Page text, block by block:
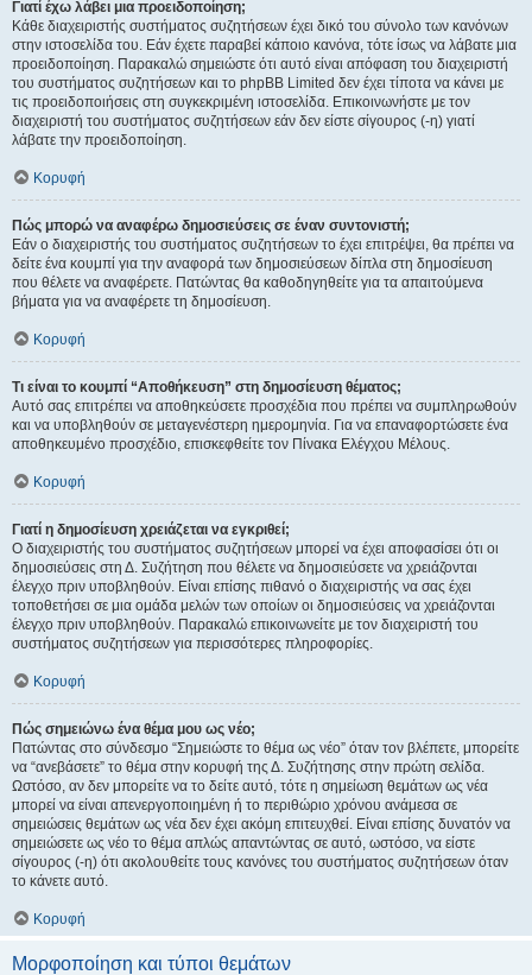
Γιατί έχω λάβει μια προειδοποίηση;
Κάθε διαχειριστής συστήματος συζητήσεων έχει δικό του σύνολο των κανόνων
στην ιστοσελίδα του. Εάν έχετε παραβεί κάποιο κανόνα, τότε ίσως να λάβατε μια
προειδοποίηση. Παρακαλώ σημειώστε ότι αυτό είναι απόφαση του διαχειριστή
του συστήματος συζητήσεων και το phpBB Limited δεν έχει τίποτα να κάνει με
τις προειδοποιήσεις στη συγκεκριμένη ιστοσελίδα. Επικοινωνήστε με τον
διαχειριστή του συστήματος συζητήσεων εάν δεν είστε σίγουρος (-η) γιατί
λάβατε την προειδοποίηση.
Κορυφή
Πώς μπορώ να αναφέρω δημοσιεύσεις σε έναν συντονιστή;
Εάν ο διαχειριστής του συστήματος συζητήσεων το έχει επιτρέψει, θα πρέπει να
δείτε ένα κουμπί για την αναφορά των δημοσιεύσεων δίπλα στη δημοσίευση
που θέλετε να αναφέρετε. Πατώντας θα καθοδηγηθείτε για τα απαιτούμενα
βήματα για να αναφέρετε τη δημοσίευση.
Κορυφή
Τι είναι το κουμπί “Αποθήκευση” στη δημοσίευση θέματος;
Αυτό σας επιτρέπει να αποθηκεύσετε προσχέδια που πρέπει να συμπληρωθούν
και να υποβληθούν σε μεταγενέστερη ημερομηνία. Για να επαναφορτώσετε ένα
αποθηκευμένο προσχέδιο, επισκεφθείτε τον Πίνακα Ελέγχου Μέλους.
Κορυφή
Γιατί η δημοσίευση χρειάζεται να εγκριθεί;
Ο διαχειριστής του συστήματος συζητήσεων μπορεί να έχει αποφασίσει ότι οι
δημοσιεύσεις στη Δ. Συζήτηση που θέλετε να δημοσιεύσετε να χρειάζονται
έλεγχο πριν υποβληθούν. Είναι επίσης πιθανό ο διαχειριστής να σας έχει
τοποθετήσει σε μια ομάδα μελών των οποίων οι δημοσιεύσεις να χρειάζονται
έλεγχο πριν υποβληθούν. Παρακαλώ επικοινωνείτε με τον διαχειριστή του
συστήματος συζητήσεων για περισσότερες πληροφορίες.
Κορυφή
Πώς σημειώνω ένα θέμα μου ως νέο;
Πατώντας στο σύνδεσμο “Σημειώστε το θέμα ως νέο” όταν τον βλέπετε, μπορείτε
να “ανεβάσετε” το θέμα στην κορυφή της Δ. Συζήτησης στην πρώτη σελίδα.
Ωστόσο, αν δεν μπορείτε να το δείτε αυτό, τότε η σημείωση θεμάτων ως νέα
μπορεί να είναι απενεργοποιημένη ή το περιθώριο χρόνου ανάμεσα σε
σημειώσεις θεμάτων ως νέα δεν έχει ακόμη επιτευχθεί. Είναι επίσης δυνατόν να
σημειώσετε ως νέο το θέμα απλώς απαντώντας σε αυτό, ωστόσο, να είστε
σίγουρος (-η) ότι ακολουθείτε τους κανόνες του συστήματος συζητήσεων όταν
το κάνετε αυτό.
Κορυφή
Μορφοποίηση και τύποι θεμάτων